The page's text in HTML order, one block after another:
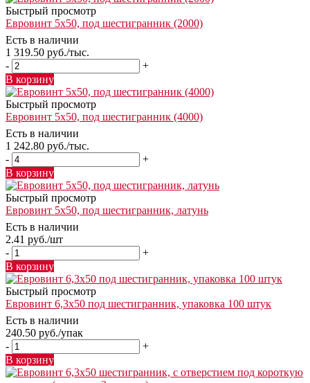
Быстрый просмотр
Евровинт 5х50, под шестигранник (2000)
Есть в наличии
1 319.50 руб./тыс.
-
+
В корзину
Быстрый просмотр
Евровинт 5х50, под шестигранник (4000)
Есть в наличии
1 242.80 руб./тыс.
-
+
В корзину
Быстрый просмотр
Евровинт 5х50, под шестигранник, латунь
Есть в наличии
2.41 руб./шт
-
+
В корзину
Быстрый просмотр
Евровинт 6,3х50 под шестигранник, упаковка 100 штук
Есть в наличии
240.50 руб./упак
-
+
В корзину